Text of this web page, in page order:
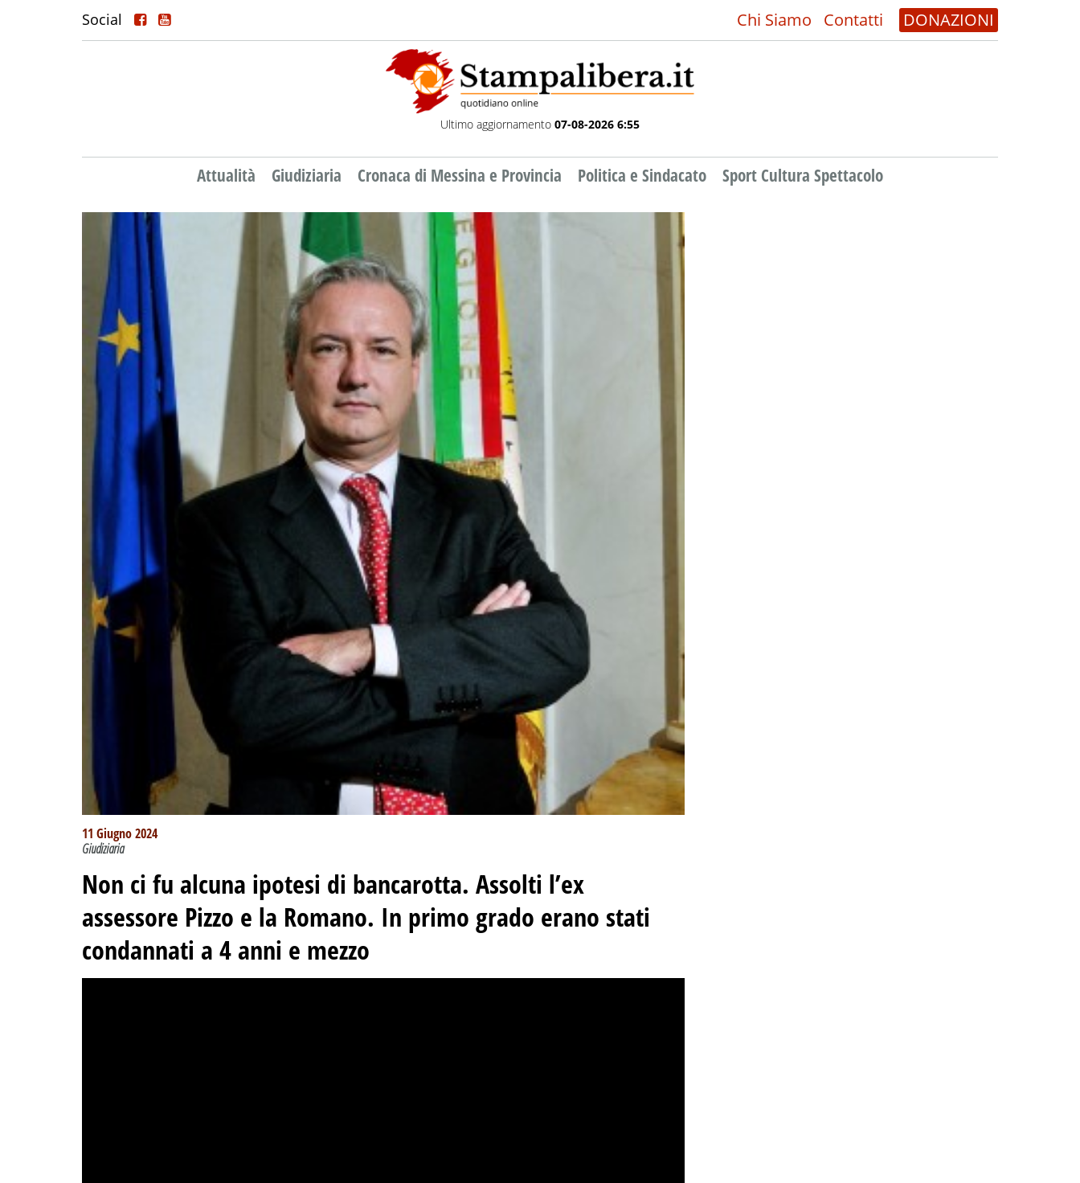
Social Chi Siamo Contatti DONAZIONI
Ultimo aggiornamento 07-08-2026 6:55
Attualità Giudiziaria Cronaca di Messina e Provincia Politica e Sindacato Sport Cultura Spettacolo
11 Giugno 2024
Giudiziaria
Non ci fu alcuna ipotesi di bancarotta. Assolti l’ex
assessore Pizzo e la Romano. In primo grado erano stati
condannati a 4 anni e mezzo